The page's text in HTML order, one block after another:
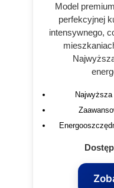
Model
perfekcyjnej
intensywnego,